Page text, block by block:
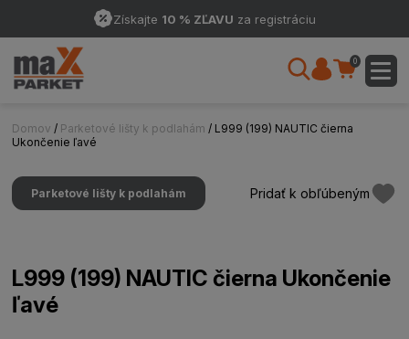
Získajte 10 % ZĽAVU za registráciu
0
Domov / Parketové lišty k podlahám / L999 (199) NAUTIC čierna
Ukončenie ľavé
Parketové lišty k podlahám Pridať k obľúbeným
L999 (199) NAUTIC čierna Ukončenie
ľavé